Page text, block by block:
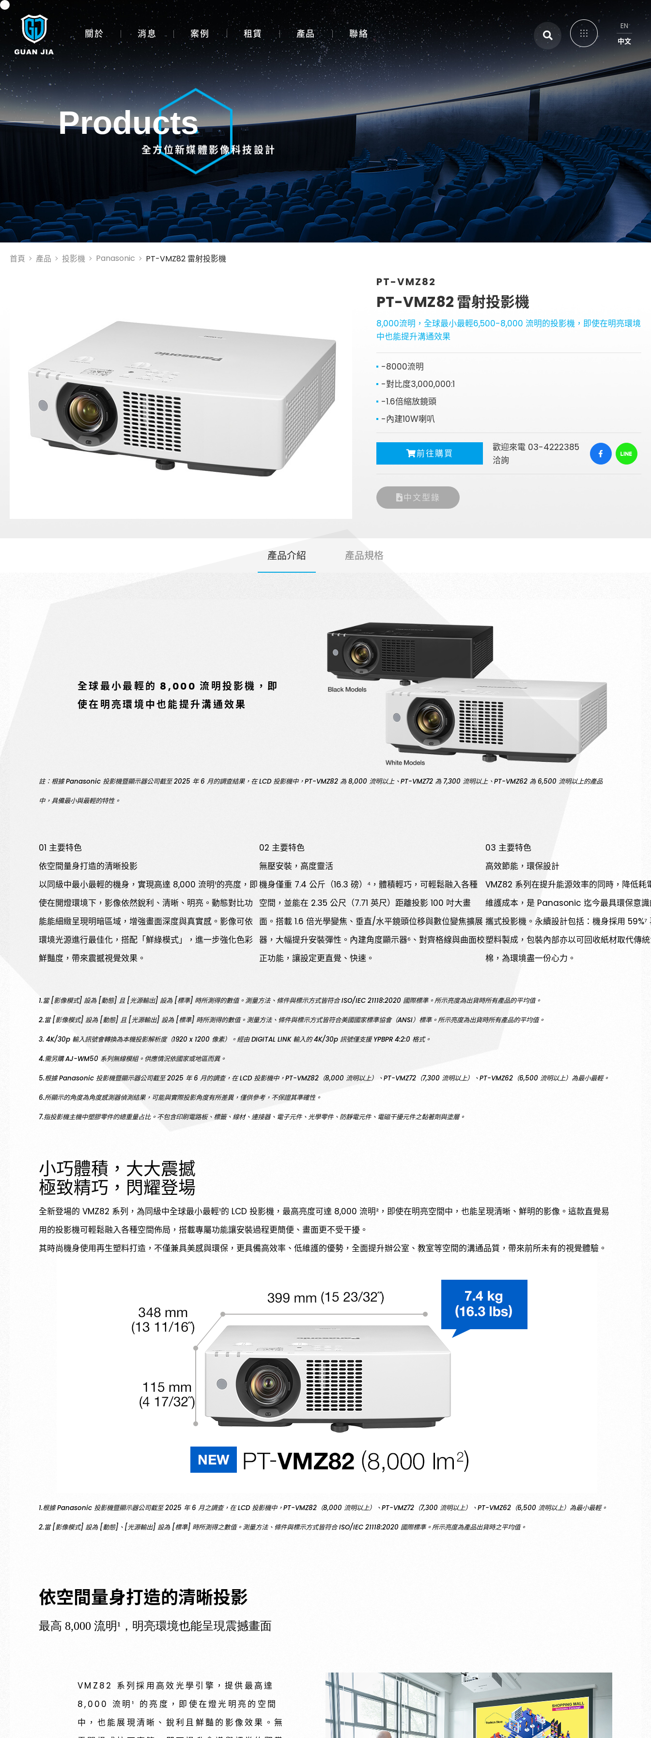
關於 消息 案例 租賃 產品 聯絡
EN
中文
主選單
展覽展示設計
體感互動裝置
3D Mapping
大畫面投影拼接
智能電控膜
投影設備租賃
金字塔設備租賃
投影機
銀幕
全息金字塔
全息投影
備
列
台中歌劇院
想進一步瞭解冠嘉產品及服務，歡迎您點擊下方
「參觀預約」進入填寫表單，我們將盡快與您聯
SEARCH
Products
全方位新媒體影像科技設計
首頁 產品 投影機 Panasonic PT-VMZ82 雷射投影機
PT-VMZ82
PT-VMZ82 雷射投影機
8,000流明，全球最小最輕6,500-8,000 流明的投影機，即使在明亮環境
中也能提升溝通效果
-8000流明
-對比度3,000,000:1
-1.6倍縮放鏡頭
-內建10W喇叭
前往購買
歡迎來電 03-4222385
洽詢
中文型錄
產品介紹 產品規格
全球最小最輕的 8,000 流明投影機，即
使在明亮環境中也能提升溝通效果
註：根據 Panasonic 投影機暨顯示器公司截至 2025 年 6 月的調查結果，在 LCD 投影機中，PT-VMZ82 為 8,000 流明以上、PT-VMZ72 為 7,300 流明以上、PT-VMZ62 為 6,500 流明以上的產品
中，具備最小與最輕的特性。
01 主要特色 02 主要特色
03 主要特色
依空間量身打造的清晰投影
以同級中最小最輕的機身，實現高達 8,000 流明¹的亮度，即
使在開燈環境下，影像依然銳利、清晰、明亮。動態對比功
能能細緻呈現明暗區域，增強畫面深度與真實感。影像可依
環境光源進行最佳化，搭配「鮮綠模式」，進一步強化色彩
鮮豔度，帶來震撼視覺效果。
無壓安裝，高度靈活
機身僅重 7.4 公斤（16.3 磅）⁴，體積輕巧，可輕鬆融入各種
空間，並能在 2.35 公尺（7.71 英尺）距離投影 100 吋大畫
面。搭載 1.6 倍光學變焦、垂直/水平鏡頭位移與數位變焦擴展
器，大幅提升安裝彈性。內建角度顯示器⁶、對齊格線與曲面校
正功能，讓設定更直覺、快速。
高效節能，環保設計
VMZ82 系列在提升能源效率的同時，降低耗
維護成本，是 Panasonic 迄今最具環保意
攜式投影機。永續設計包括：機身採用 59%⁷
塑料製成，包裝內部亦以可回收紙材取代傳
棉，為環境盡一份心力。
1.當 [影像模式] 設為 [動態] 且 [光源輸出] 設為 [標準] 時所測得的數值。測量方法、條件與標示方式皆符合 ISO/IEC 21118:2020 國際標準。所示亮度為出貨時所有產品的平均值。
2.當 [影像模式] 設為 [動態] 且 [光源輸出] 設為 [標準] 時所測得的數值。測量方法、條件與標示方式皆符合美國國家標準協會（ANSI）標準。所示亮度為出貨時所有產品的平均值。
3. 4K/30p 輸入訊號會轉換為本機投影解析度（1920 x 1200 像素）。經由 DIGITAL LINK 輸入的 4K/30p 訊號僅支援 YPBPR 4:2:0 格式。
4.需另購 AJ-WM50 系列無線模組。供應情況依國家或地區而異。
5.根據 Panasonic 投影機暨顯示器公司截至 2025 年 6 月的調查，在 LCD 投影機中，PT-VMZ82（8,000 流明以上）、PT-VMZ72（7,300 流明以上）、PT-VMZ62（6,500 流明以上）為最小最輕。
6.所顯示的角度為角度感測器偵測結果，可能與實際投影角度有所差異，僅供參考，不保證其準確性。
7.指投影機主機中塑膠零件的總重量占比。不包含印刷電路板、標籤、線材、連接器、電子元件、光學零件、防靜電元件、電磁干擾元件之黏著劑與塗層。
小巧體積，大大震撼
極致精巧，閃耀登場
全新登場的 VMZ82 系列，為同級中全球最小最輕¹的 LCD 投影機，最高亮度可達 8,000 流明²，即使在明亮空間中，也能呈現清晰、鮮明的影像。這款直覺易
用的投影機可輕鬆融入各種空間佈局，搭載專屬功能讓安裝過程更簡便、畫面更不受干擾。
其時尚機身使用再生塑料打造，不僅兼具美感與環保，更具備高效率、低維護的優勢，全面提升辦公室、教室等空間的溝通品質，帶來前所未有的視覺體驗。
1.根據 Panasonic 投影機暨顯示器公司截至 2025 年 6 月之調查，在 LCD 投影機中，PT-VMZ82（8,000 流明以上）、PT-VMZ72（7,300 流明以上）、PT-VMZ62（6,500 流明以上）為最小最輕。
2.當 [影像模式] 設為 [動態]、[光源輸出] 設為 [標準] 時所測得之數值。測量方法、條件與標示方式皆符合 ISO/IEC 21118:2020 國際標準。所示亮度為產品出貨時之平均值。
依空間量身打造的清晰投影
最高 8,000 流明¹，明亮環境也能呈現震撼畫面
VMZ82 系列採用高效光學引擎，提供最高達
8,000 流明¹ 的亮度，即使在燈光明亮的空間
中，也能展現清晰、銳利且鮮豔的影像效果。無